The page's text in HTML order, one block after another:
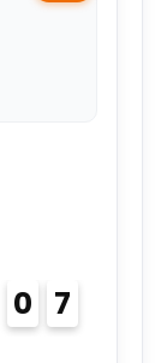
0 6
7